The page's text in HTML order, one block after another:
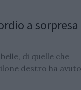
a sorpresa
di quelle che
destro ha avuto